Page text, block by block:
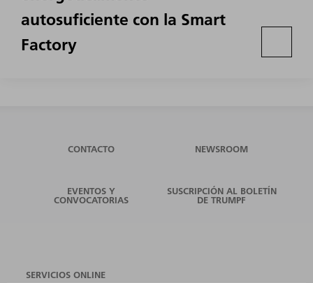
autosuficiente con la Smart
Factory
CONTACTO NEWSROOM
EVENTOS Y
CONVOCATORIAS
SUSCRIPCIÓN AL BOLETÍN
DE TRUMPF
SERVICIOS ONLINE